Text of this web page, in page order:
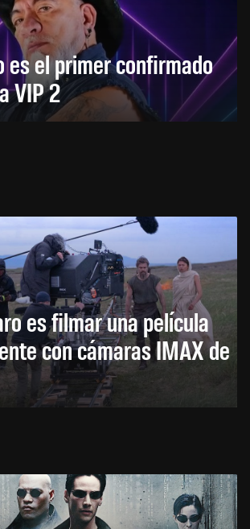
es el primer confirmado
VIP 2
es filmar una película
con cámaras IMAX de